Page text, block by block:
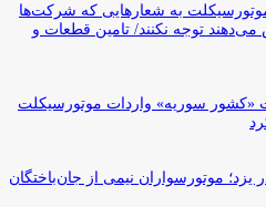
به شعارهایی که شرکت‌ها
توجه نکنند/ تامین قطعات و
«کشور سوریه» واردات موتورسیکلت
موتورسواران نیمی از جان‌باختگان